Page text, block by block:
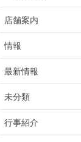
店舗案内
情報
最新情報
未分類
行事紹介